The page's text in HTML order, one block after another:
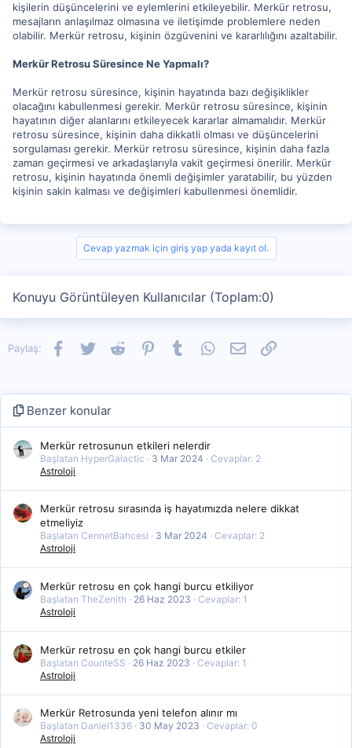
kişilerin düşüncelerini ve eylemlerini etkileyebilir. Merkür retrosu,
mesajların anlaşılmaz olmasına ve iletişimde problemlere neden
olabilir. Merkür retrosu, kişinin özgüvenini ve kararlılığını azaltabilir.
Merkür Retrosu Süresince Ne Yapmalı?
Merkür retrosu süresince, kişinin hayatında bazı değişiklikler
olacağını kabullenmesi gerekir. Merkür retrosu süresince, kişinin
hayatının diğer alanlarını etkileyecek kararlar almamalıdır. Merkür
retrosu süresince, kişinin daha dikkatli olması ve düşüncelerini
sorgulaması gerekir. Merkür retrosu süresince, kişinin daha fazla
zaman geçirmesi ve arkadaşlarıyla vakit geçirmesi önerilir. Merkür
retrosu, kişinin hayatında önemli değişimler yaratabilir, bu yüzden
kişinin sakin kalması ve değişimleri kabullenmesi önemlidir.
Cevap yazmak için giriş yap yada kayıt ol.
Konuyu Görüntüleyen Kullanıcılar (Toplam:0)
Paylaş: Facebook
TwitterReddit PinterestTumblrWhatsApp
E-postaLink
Benzer konular
Merkür retrosunun etkileri nelerdir
Başlatan HyperGalactic 3 Mar 2024
Cevaplar: 2
Astroloji
Merkür retrosu sırasında iş hayatımızda nelere dikkat
etmeliyiz
Başlatan CennetBahcesi 3 Mar 2024
Cevaplar: 2
Astroloji
Merkür retrosu en çok hangi burcu etkiliyor
Başlatan TheZenith 26 Haz 2023
Cevaplar: 1
Astroloji
Merkür retrosu en çok hangi burcu etkiler
Başlatan CounteSS 26 Haz 2023
Cevaplar: 1
Astroloji
Merkür Retrosunda yeni telefon alınır mı
Başlatan Daniel1336 30 May 2023
Cevaplar: 0
Astroloji